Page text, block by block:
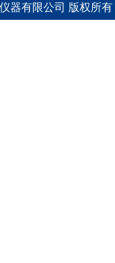
器有限公司 版权所